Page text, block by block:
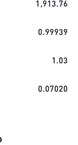
1,913.76
0.99939
1.03
0.07020